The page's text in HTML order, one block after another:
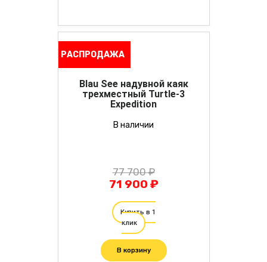
РАСПРОДАЖА
Blau See надувной каяк
трехместный Turtle-3
Expedition
В наличии
77 700 ₽
71 900 ₽
Купить в 1
клик
В корзину